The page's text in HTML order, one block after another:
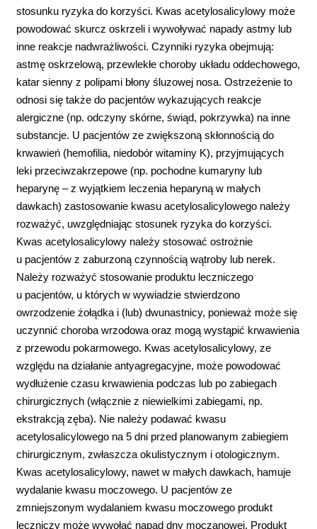
stosunku ryzyka do korzyści. Kwas acetylosalicylowy może
powodować skurcz oskrzeli i wywoływać napady astmy lub
inne reakcje nadwrażliwości. Czynniki ryzyka obejmują:
astmę oskrzelową, przewlekłe choroby układu oddechowego,
katar sienny z polipami błony śluzowej nosa. Ostrzeżenie to
odnosi się także do pacjentów wykazujących reakcje
alergiczne (np. odczyny skórne, świąd, pokrzywka) na inne
substancje. U pacjentów ze zwiększoną skłonnością do
krwawień (hemofilia, niedobór witaminy K), przyjmujących
leki przeciwzakrzepowe (np. pochodne kumaryny lub
heparynę – z wyjątkiem leczenia heparyną w małych
dawkach) zastosowanie kwasu acetylosalicylowego należy
rozważyć, uwzględniając stosunek ryzyka do korzyści.
Kwas acetylosalicylowy należy stosować ostrożnie
u pacjentów z zaburzoną czynnością wątroby lub nerek.
Należy rozważyć stosowanie produktu leczniczego
u pacjentów, u których w wywiadzie stwierdzono
owrzodzenie żołądka i (lub) dwunastnicy, ponieważ może się
uczynnić choroba wrzodowa oraz mogą wystąpić krwawienia
z przewodu pokarmowego. Kwas acetylosalicylowy, ze
względu na działanie antyagregacyjne, może powodować
wydłużenie czasu krwawienia podczas lub po zabiegach
chirurgicznych (włącznie z niewielkimi zabiegami, np.
ekstrakcją zęba). Nie należy podawać kwasu
acetylosalicylowego na 5 dni przed planowanym zabiegiem
chirurgicznym, zwłaszcza okulistycznym i otologicznym.
Kwas acetylosalicylowy, nawet w małych dawkach, hamuje
wydalanie kwasu moczowego. U pacjentów ze
zmniejszonym wydalaniem kwasu moczowego produkt
leczniczy może wywołać napad dny moczanowej. Produkt